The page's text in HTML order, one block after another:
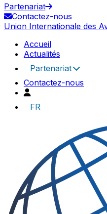
Partenariat
Contactez-nous
Union Internationale des
Accueil
Actualités
Partenariat
Contactez-nous
FR